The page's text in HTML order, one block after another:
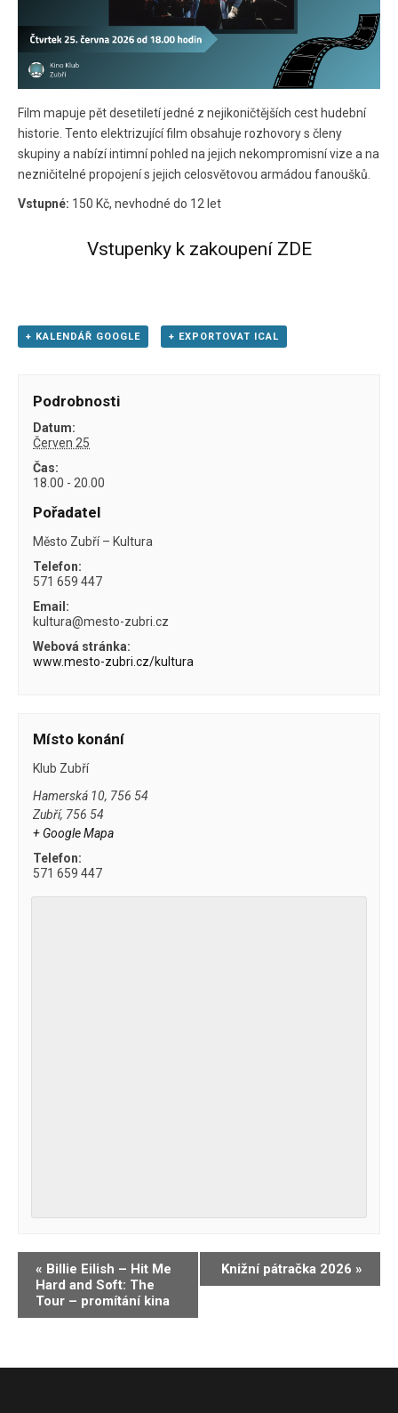
Film mapuje pět desetiletí jedné z nejikoničtějších cest hudební
historie. Tento elektrizující film obsahuje rozhovory s členy
skupiny a nabízí intimní pohled na jejich nekompromisní vize a na
nezničitelné propojení s jejich celosvětovou armádou fanoušků.
Vstupné: 150 Kč, nevhodné do 12 let
Vstupenky k zakoupení ZDE
+ KALENDÁŘ GOOGLE + EXPORTOVAT ICAL
Podrobnosti
Datum:
Červen 25
Čas:
18.00 - 20.00
Pořadatel
Město Zubří – Kultura
Telefon:
571 659 447
Email:
kultura@mesto-zubri.cz
Webová stránka:
www.mesto-zubri.cz/kultura
Místo konání
Klub Zubří
Hamerská 10, 756 54
Zubří, 756 54
+ Google Mapa
Telefon:
571 659 447
Navigace
pro
Akce
« Billie Eilish – Hit Me
Hard and Soft: The
Tour – promítání kina
Knižní pátračka 2026 »